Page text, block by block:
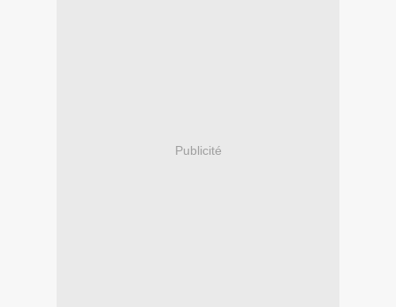
Publicité